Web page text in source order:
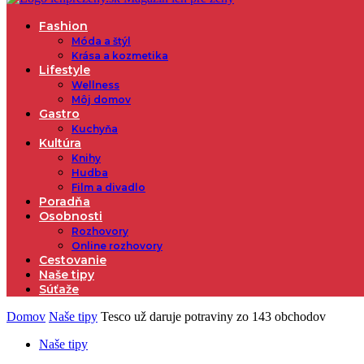
Fashion
Móda a štýl
Krása a kozmetika
Lifestyle
Wellness
Môj domov
Gastro
Kuchyňa
Kultúra
Knihy
Hudba
Film a divadlo
Poradňa
Osobnosti
Rozhovory
Online rozhovory
Cestovanie
Naše tipy
Súťaže
Domov Naše tipy Tesco už daruje potraviny zo 143 obchodov
Naše tipy